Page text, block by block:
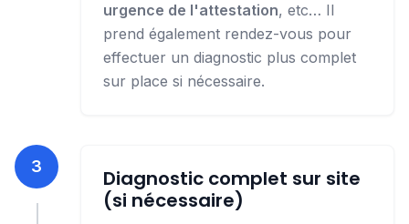
urgence de l'attestation, etc… Il
prend également rendez-vous pour
effectuer un diagnostic plus complet
sur place si nécessaire.
3
Diagnostic complet sur site
(si nécessaire)